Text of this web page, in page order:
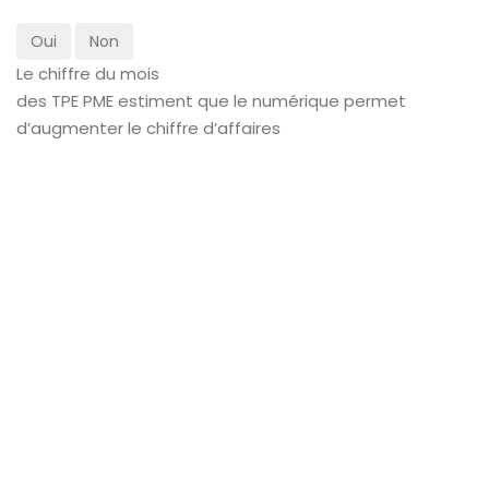
Oui Non
Le chiffre du mois
des TPE PME estiment que le numérique permet
d’augmenter le chiffre d’affaires